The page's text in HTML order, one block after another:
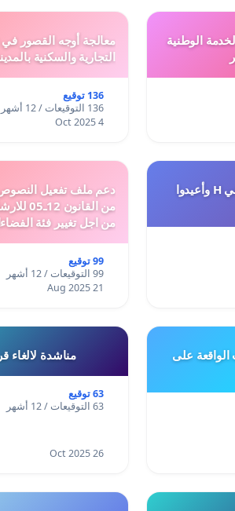
الوطنية
معالجة أوجه القصور في
التجارية والسكنية
136 توقيع
136 التوقيعات / 12 أشهر
4 Oct 2025
أوقفوا معاناة المخدرات في حي H وأعيدوا
من
من اجل تغيير فئة
99 توقيع
99 التوقيعات / 12 أشهر
21 Aug 2025
على
مناشدة لالغاء
63 توقيع
63 التوقيعات / 12 أشهر
26 Oct 2025